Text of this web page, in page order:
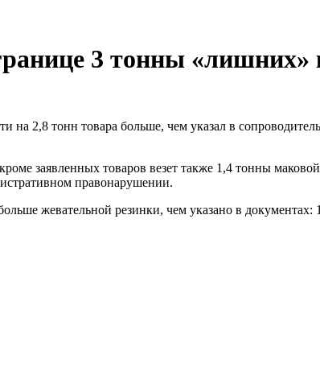
3 тонны «лишних»
2,8 тонн товара больше, чем указал в
заявленных товаров везет также 1,4 тонны
правонарушении.
жевательной резинки, чем указано в документах: